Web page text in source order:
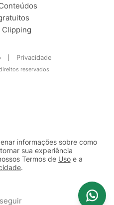
Clipping
Privacidade
reservados
informações sobre como
sua experiência
Termos de Usoe a
.